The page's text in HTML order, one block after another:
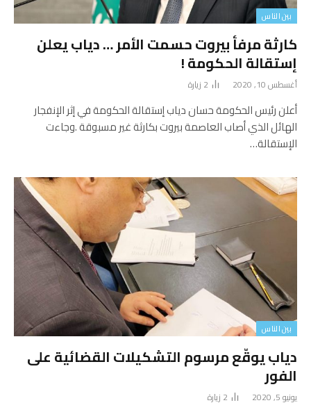
بين الناس
كارثة مرفأ بيروت حسمت الأمر … دياب يعلن
إستقالة الحكومة !
أغسطس 10, 2020 2 زيارة
أعلن رئيس الحكومة حسان دياب إستقالة الحكومة في إثر الإنفجار
الهائل الذي أصاب العاصمة بيروت بكارثة غير مسبوقة .وجاءت
الإستقالة…
بين الناس
دياب يوقّع مرسوم التشكيلات القضائية على
الفور
يونيو 5, 2020 2 زيارة